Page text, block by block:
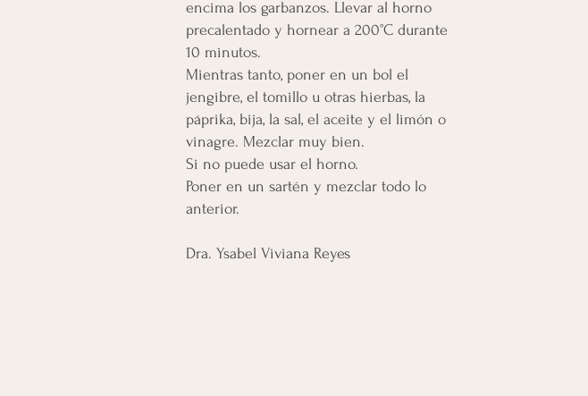
encima los garbanzos. Llevar al horno
precalentado y hornear a 200°C durante
10 minutos.
Mientras tanto, poner en un bol el
jengibre, el tomillo u otras hierbas, la
páprika, bija, la sal, el aceite y el limón o
vinagre. Mezclar muy bien.
Si no puede usar el horno.
Poner en un sartén y mezclar todo lo
anterior.
Dra. Ysabel Viviana Reyes